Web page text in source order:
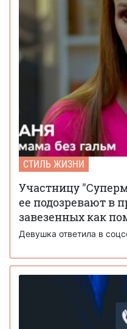
СТИЛЬ ЖИЗНИ
Участницу
ее подозревают в
завезенных как
Девушка ответила в